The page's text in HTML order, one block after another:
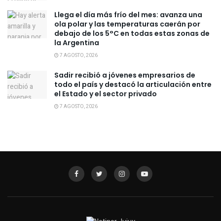
Llega el día más frío del mes: avanza una
ola polar y las temperaturas caerán por
debajo de los 5°C en todas estas zonas de
la Argentina
7 AGOSTO, 2026
Sadir recibió a jóvenes empresarios de
todo el país y destacó la articulación entre
el Estado y el sector privado
7 AGOSTO, 2026